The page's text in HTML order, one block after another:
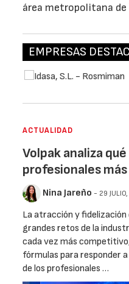
área metropolitana de
EMPRESAS
ACTUALIDAD
Volpak analiza
profesionales
Nina Jareño - 29
La atracción y fidelización
grandes retos de la
cada vez más
fórmulas para responder
de los profesionales …